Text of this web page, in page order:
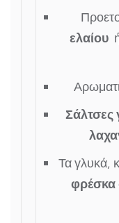
ελαίου
Σάλτσες
Τα γλυκά,
φρέσκα